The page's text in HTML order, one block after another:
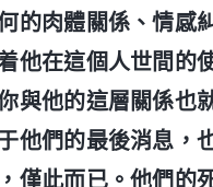
的肉體關係、情感糾
他在這個人世間的
與他的這層關係也
他們的最後消息，
僅此而已。他們的